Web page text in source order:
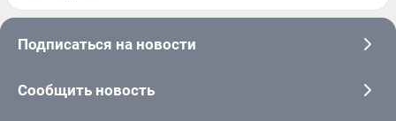
Подписаться на новости
Сообщить новость